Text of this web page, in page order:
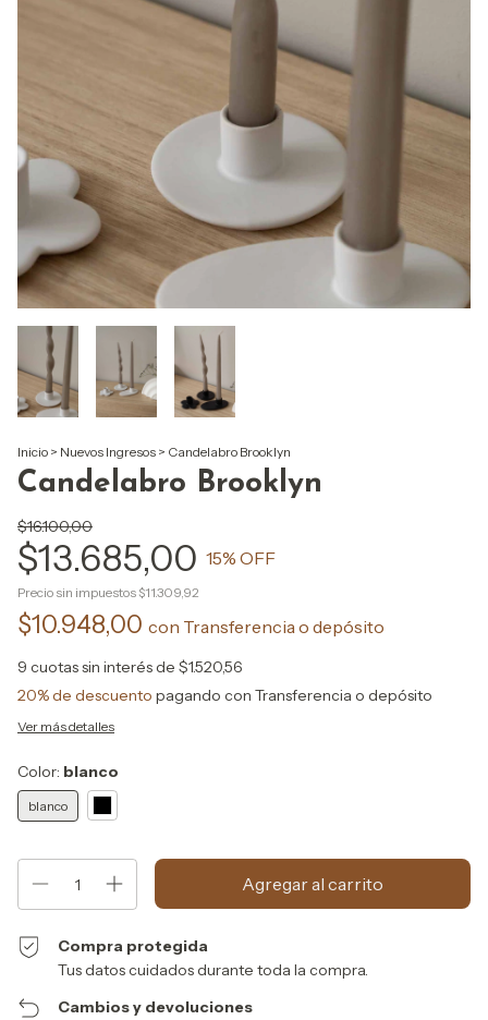
Inicio > Nuevos Ingresos > Candelabro Brooklyn
Candelabro Brooklyn
$16.100,00
$13.685,00 15% OFF
Precio sin impuestos $11.309,92
$10.948,00 con Transferencia o depósito
9 cuotas sin interés de $1.520,56
20% de descuento pagando con Transferencia o depósito
Ver más detalles
Color: blanco
blanco
Compra protegida
Tus datos cuidados durante toda la compra.
Cambios y devoluciones